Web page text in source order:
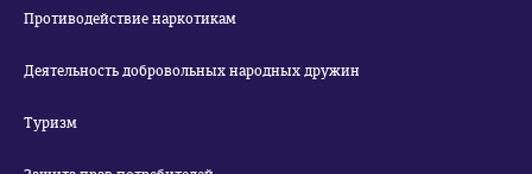
Противодействие наркотикам
Деятельность добровольных народных дружин
Туризм